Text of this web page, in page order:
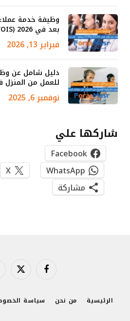
وظيفة خدمة
بعد في 2026 (VOIS مصر) – قدم الآن
فبراير 13, 2026
دليل شامل عن
للعمل من المنزل في
نوفمبر 6, 2025
شاركها علي
Facebook
WhatsApp
X
مشاركة
فيسبوك X
الرئيسية من نحن سياسة